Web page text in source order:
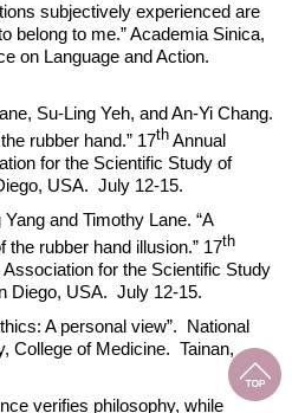
subjectively experienced are
belong to me.” Academia Sinica,
on Language and Action.
Su-Ling Yeh, and An-Yi Chang.
rubber hand.” 17thAnnual
for the Scientific Study of
USA. July 12-15.
and Timothy Lane. “A
the rubber hand illusion.” 17th
for the Scientific Study
Diego, USA. July 12-15.
A personal view”. National
College of Medicine. Tainan,
verifies philosophy, while